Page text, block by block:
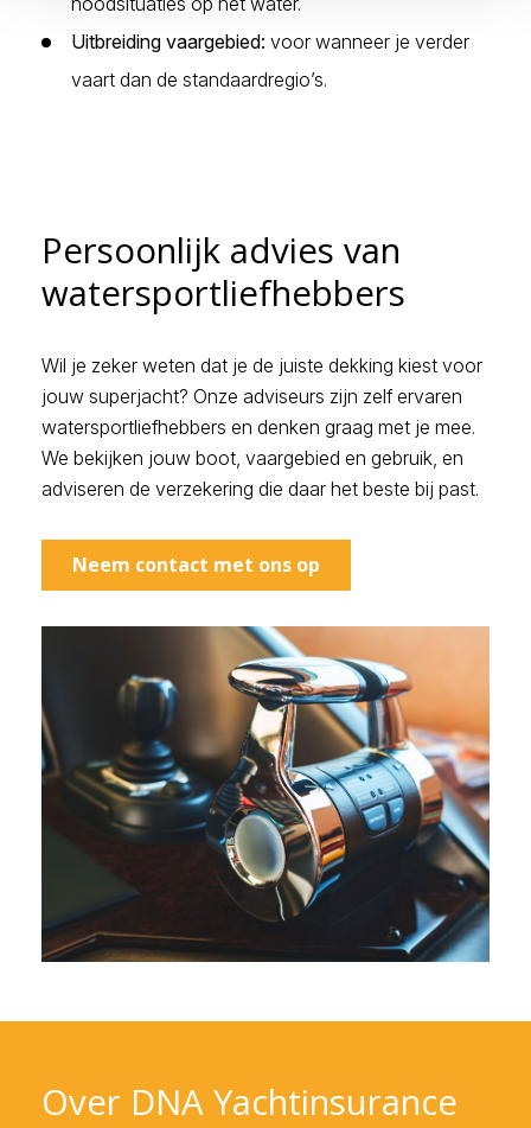
Uitbreiding vaargebied: voor wanneer je verder
vaart dan de standaardregio’s.
Persoonlijk advies van
watersportliefhebbers
Wil je zeker weten dat je de juiste dekking kiest voor
jouw superjacht? Onze adviseurs zijn zelf ervaren
watersportliefhebbers en denken graag met je mee.
We bekijken jouw boot, vaargebied en gebruik, en
adviseren de verzekering die daar het beste bij past.
Neem contact met ons op
Over DNA Yachtinsurance